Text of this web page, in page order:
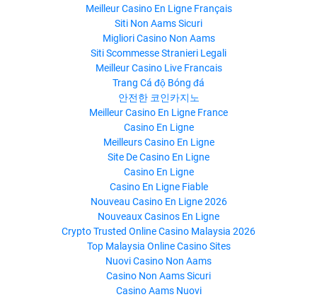
Meilleur Casino En Ligne Français
Siti Non Aams Sicuri
Migliori Casino Non Aams
Siti Scommesse Stranieri Legali
Meilleur Casino Live Francais
Trang Cá độ Bóng đá
안전한 코인카지노
Meilleur Casino En Ligne France
Casino En Ligne
Meilleurs Casino En Ligne
Site De Casino En Ligne
Casino En Ligne
Casino En Ligne Fiable
Nouveau Casino En Ligne 2026
Nouveaux Casinos En Ligne
Crypto Trusted Online Casino Malaysia 2026
Top Malaysia Online Casino Sites
Nuovi Casino Non Aams
Casino Non Aams Sicuri
Casino Aams Nuovi